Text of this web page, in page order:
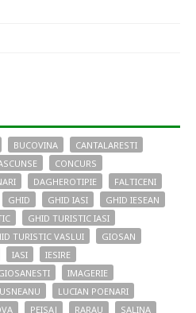
BUCOVINA
CANTALARESTI
CONCURS
DAGHEROTIPIE
FALTICENI
GHID GHID IASI
GHID IESEAN
GHID TURISTIC IASI
TURISTIC VASLUI
GIOSAN
IASI
IESIRE
IMAGERIE
LUCIAN POENARI
PEISAJ RARAU SALINA